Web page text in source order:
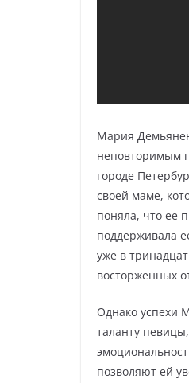
Мария
неповторимым
городе
своей маме,
поняла, что ее
поддерживала
уже в
восторженных
Однако успехи
таланту
позволяют ей